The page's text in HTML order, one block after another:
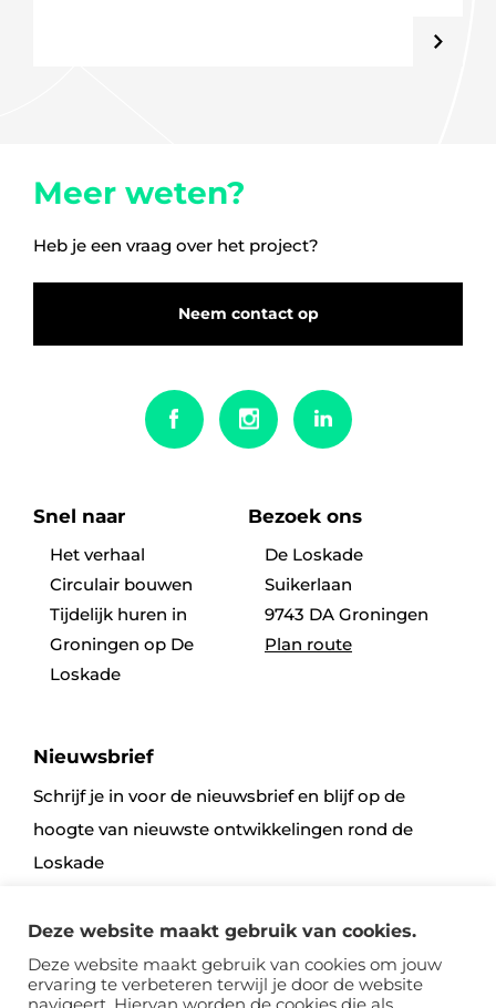
Meer weten?
Heb je een vraag over het project?
Neem contact op
Snel naar
Het verhaal
Circulair bouwen
Tijdelijk huren in
Groningen op De
Loskade
Bezoek ons
De Loskade
Suikerlaan
9743 DA Groningen
Plan route
Nieuwsbrief
Schrijf je in voor de nieuwsbrief en blijf op de
hoogte van nieuwste ontwikkelingen rond de
Loskade
Aanmelden
Deze website maakt gebruik van cookies.
Deze website maakt gebruik van cookies om jouw
ervaring te verbeteren terwijl je door de website